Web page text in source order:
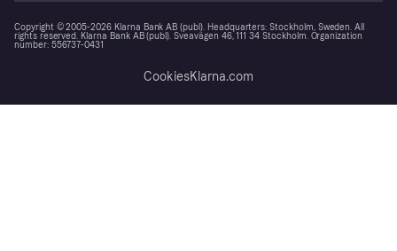
Copyright © 2005-2026 Klarna Bank AB (publ). Headquarters: Stockholm, Sweden. All
rights reserved. Klarna Bank AB (publ). Sveavägen 46, 111 34 Stockholm. Organization
number: 556737-0431
CookiesKlarna.com